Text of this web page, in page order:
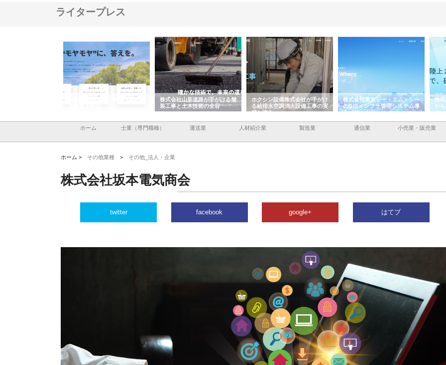
ライタープレス
株式会社ＣＳＡの事業内容と強
株式会社山形道路が手がける舗
装工事と土木技術の全容
ホクシン設備株式会社が手がけ
る給排水空調消火設備工事の実
績と強み
株式会社東京シー・エム・シー
のGISインフラ管理システム導
入メリット
株
か
由
ホーム 士業（専門職種） 運送業 人材紹介業 製造業 通信業 小売業・販売業
ホーム > その他業種 > その他_法人・企業
株式会社坂本電気商会
twitter facebook google+ はてブ